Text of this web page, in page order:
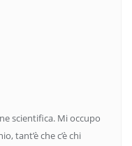
scientifica. Mi occupo
tant’è che c’è chi